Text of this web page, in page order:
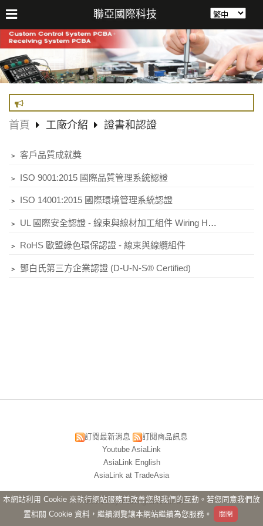
聯亞國際科技
首頁 工廠介紹 證書和認證
﹥ 客戶品質成就獎
﹥ ISO 9001:2015 國際品質管理系統認證
﹥ ISO 14001:2015 國際環境管理系統認證
﹥ UL 國際安全認證 - 線束與線材加工組件 Wiring Harnesses (Component)
﹥ RoHS 歐盟綠色環保認證 - 線束與線纜組件
﹥ 鄧白氏第三方企業認證 (D-U-N-S® Certified)
訂閱最新消息
訂閱商品訊息
Youtube AsiaLink
AsiaLink English
AsiaLink at TradeAsia
Powered by hosting.url.com.tw
本網站利用 Cookie 來執行網站服務並改善您與我們的互動。若您同意我們放
置相關 Cookie 資料，繼續瀏覽讓本網站繼續為您服務。